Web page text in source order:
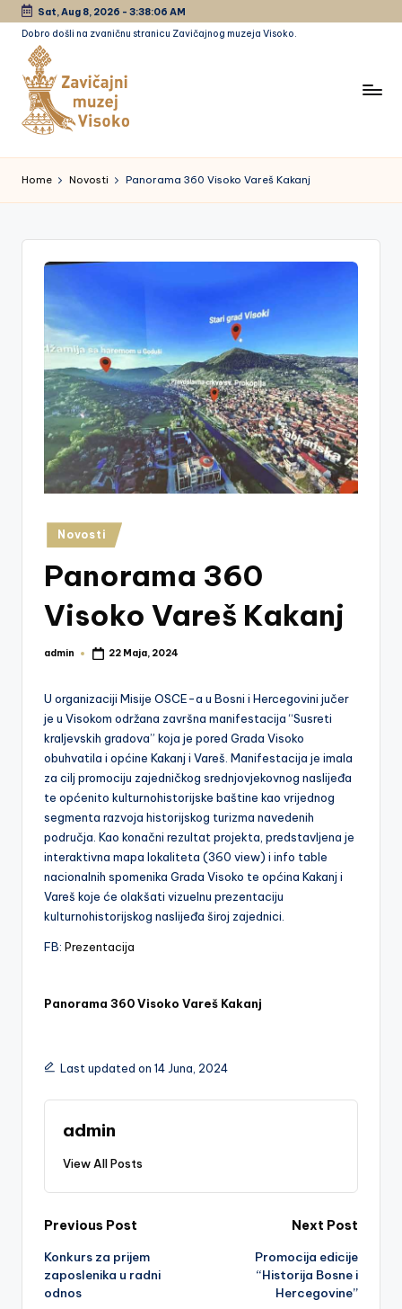
Skip
content
Sat, Aug 8, 2026 - 3:38:06 AM
Dobro došli na zvaničnu stranicu Zavičajnog muzeja Visoko.
a
vi
č
Home Novosti Panorama 360 Visoko Vareš Kakanj
Posted
in
Novosti
Panorama 360
Visoko Vareš Kakanj
Posted
admin 22 Maja, 2024
U organizaciji Misije OSCE-a u Bosni i Hercegovini jučer
je u Visokom održana završna manifestacija “Susreti
kraljevskih gradova” koja je pored Grada Visoko
obuhvatila i općine Kakanj i Vareš. Manifestacija je imala
za cilj promociju zajedničkog srednjovjekovnog naslijeđa
te općenito kulturnohistorijske baštine kao vrijednog
segmenta razvoja historijskog turizma navedenih
područja. Kao konačni rezultat projekta, predstavljena je
interaktivna mapa lokaliteta (360 view) i info table
nacionalnih spomenika Grada Visoko te općina Kakanj i
Vareš koje će olakšati vizuelnu prezentaciju
kulturnohistorijskog naslijeđa široj zajednici.
FB: Prezentacija
Panorama 360 Visoko Vareš Kakanj
Last updated on 14 Juna, 2024
admin
View All Posts
Post
navigation
Previous Post
Konkurs za prijem
zaposlenika u radni
odnos
Next Post
Promocija edicije
“Historija Bosne i
Hercegovine”